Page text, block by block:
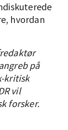
hvordan
på
kritisk
vil
forsker.